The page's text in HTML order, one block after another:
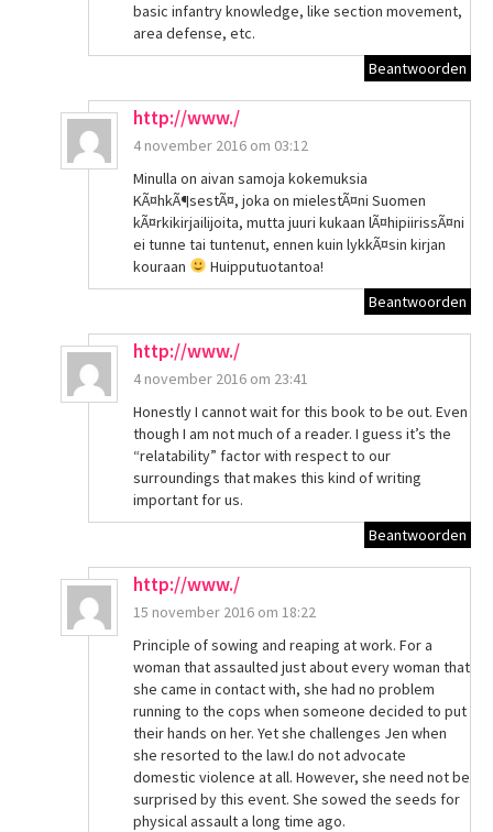
basic infantry knowledge, like section movement,
area defense, etc.
Beantwoorden
http://www./
4 november 2016 om 03:12
Minulla on aivan samoja kokemuksia
KÃ¤hkÃ¶sestÃ¤, joka on mielestÃ¤ni Suomen
kÃ¤rkikirjailijoita, mutta juuri kukaan lÃ¤hipiirissÃ¤ni
ei tunne tai tuntenut, ennen kuin lykkÃ¤sin kirjan
kouraan
Huipputuotantoa!
Beantwoorden
http://www./
4 november 2016 om 23:41
Honestly I cannot wait for this book to be out. Even
though I am not much of a reader. I guess it’s the
“relatability” factor with respect to our
surroundings that makes this kind of writing
important for us.
Beantwoorden
http://www./
15 november 2016 om 18:22
Principle of sowing and reaping at work. For a
woman that assaulted just about every woman that
she came in contact with, she had no problem
running to the cops when someone decided to put
their hands on her. Yet she challenges Jen when
she resorted to the law.I do not advocate
domestic violence at all. However, she need not be
surprised by this event. She sowed the seeds for
physical assault a long time ago.